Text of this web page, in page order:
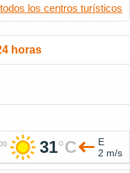
todos los centros turísticos
horas
31°C
E
2 m/s